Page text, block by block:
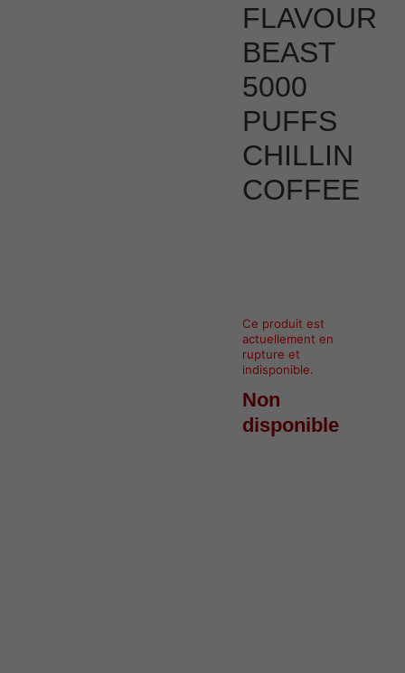
FLAVOUR
BEAST
5000
PUFFS
CHILLIN
COFFEE
Ce produit est
actuellement en
rupture et
indisponible.
Non
disponible